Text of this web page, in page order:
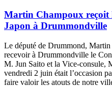
Martin Champoux reçoit
Japon à Drummondville
Le député de Drummond,
recevoir à Drummondville le
M. Jun Saito et la Vice-consule,
vendredi 2 juin était l’occasion
faire valoir les atouts de notre